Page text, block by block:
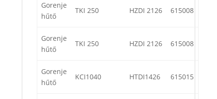
Gorenje
hűtő
TKI 250 HZDI 2126 615008
Gorenje
hűtő
TKI 250 HZDI 2126 615008
Gorenje
hűtő
KCI1040 HTDI1426 615015